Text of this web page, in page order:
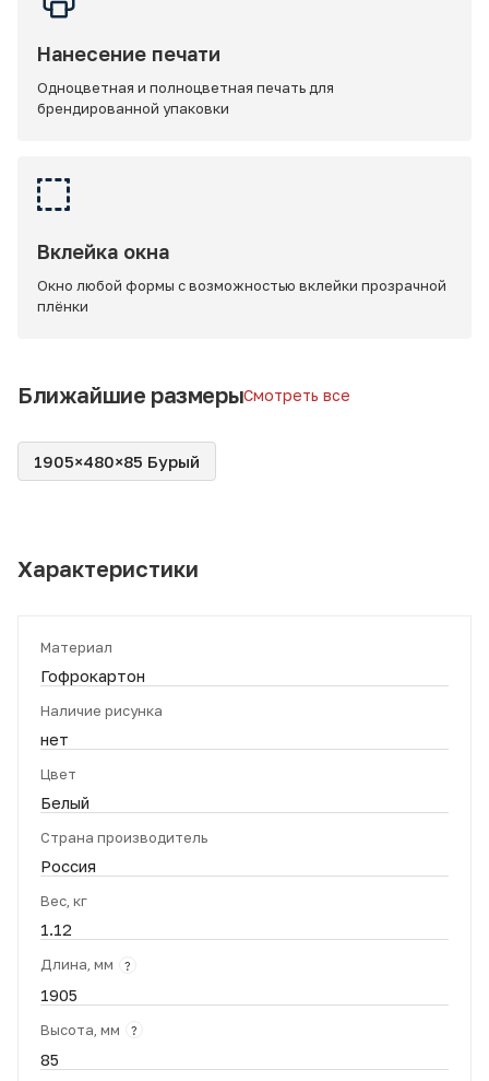
Нанесение печати
Одноцветная и полноцветная печать для
брендированной упаковки
Вклейка окна
Окно любой формы с возможностью вклейки прозрачной
плёнки
Ближайшие размерыСмотреть все
1905×480×85 Бурый
Характеристики
Материал
Гофрокартон
Наличие рисунка
нет
Цвет
Белый
Страна производитель
Россия
Вес, кг
1.12
Длина, мм ?
1905
Высота, мм ?
85